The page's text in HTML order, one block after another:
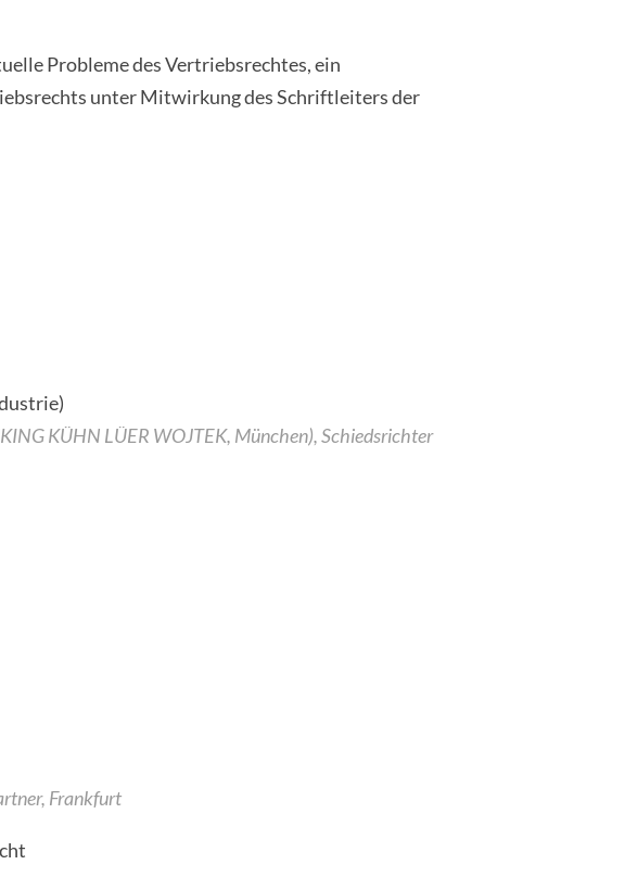
Probleme des Vertriebsrechtes, ein
unter Mitwirkung des Schriftleiters der
KÜHN LÜER WOJTEK, München), Schiedsrichter
Frankfurt